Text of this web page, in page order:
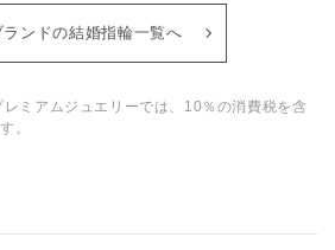
ランドの結婚指輪一覧へ
ミアムジュエリーでは、10％の消費税を含
。